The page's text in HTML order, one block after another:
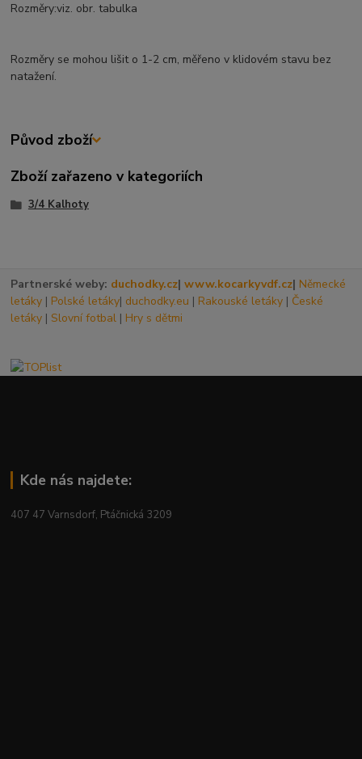
Rozměry:viz. obr. tabulka
Rozměry se mohou lišit o 1-2 cm, měřeno v klidovém stavu bez
natažení.
Původ zboží
Zboží zařazeno v kategoriích
3/4 Kalhoty
Partnerské weby: duchodky.cz|www.kocarkyvdf.cz| Německé
letáky | Polské letáky| duchodky.eu | Rakouské letáky | České
letáky | Slovní fotbal | Hry s dětmi
Kde nás najdete:
407 47 Varnsdorf, Ptáčnická 3209